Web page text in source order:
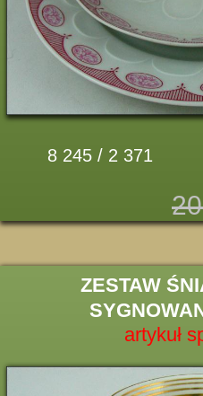
8 245 / 2 371
ZESTAW
artykuł